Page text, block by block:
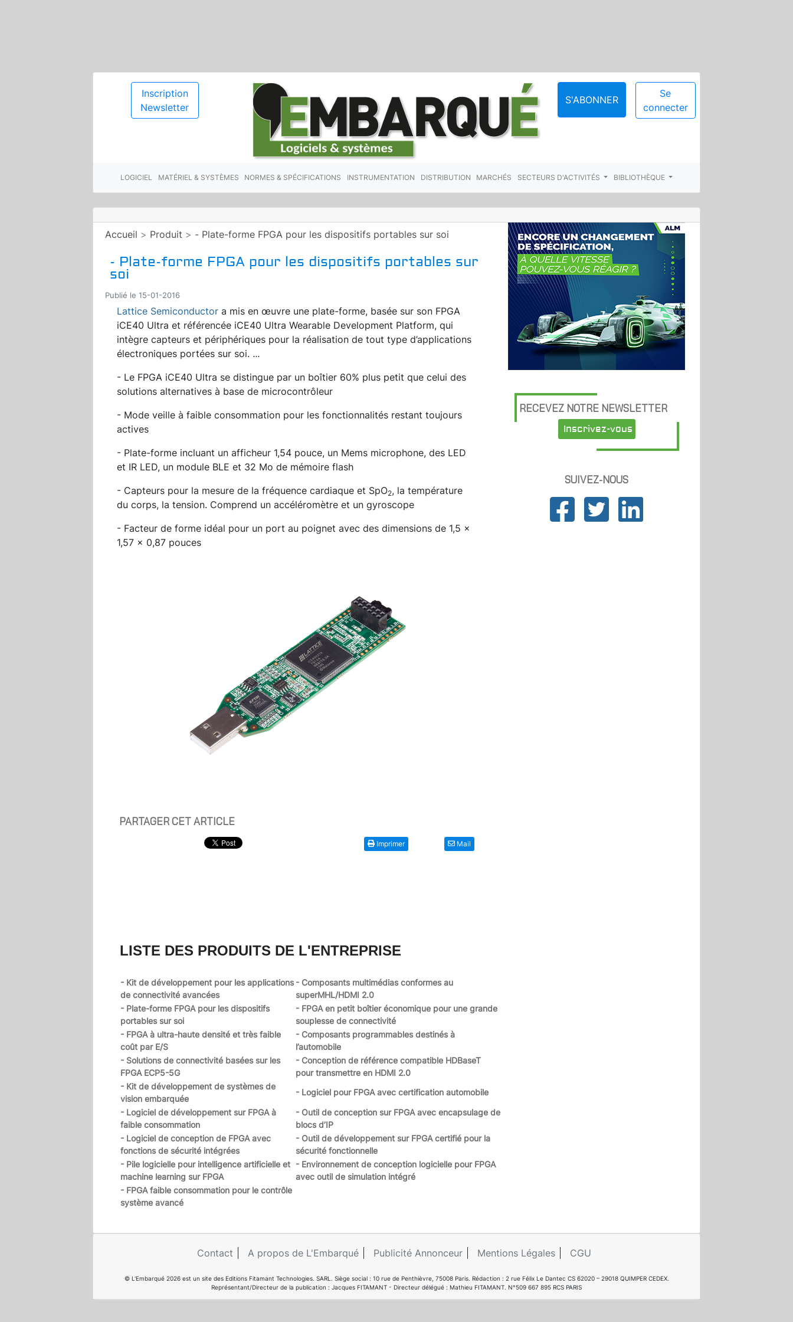
Inscription
Newsletter
S'ABONNER
Se
connecter
LOGICIEL MATÉRIEL & SYSTÈMES NORMES & SPÉCIFICATIONS INSTRUMENTATION DISTRIBUTION MARCHÉS SECTEURS D'ACTIVITÉS BIBLIOTHÈQUE
Accueil > Produit > - Plate-forme FPGA pour les dispositifs portables sur soi
- Plate-forme FPGA pour les dispositifs portables sur
soi
Publié le 15-01-2016
Lattice Semiconductor a mis en œuvre une plate-forme, basée sur son FPGA
iCE40 Ultra et référencée iCE40 Ultra Wearable Development Platform, qui
intègre capteurs et périphériques pour la réalisation de tout type d’applications
électroniques portées sur soi. ...
- Le FPGA iCE40 Ultra se distingue par un boîtier 60% plus petit que celui des
solutions alternatives à base de microcontrôleur
- Mode veille à faible consommation pour les fonctionnalités restant toujours
actives
- Plate-forme incluant un afficheur 1,54 pouce, un Mems microphone, des LED
et IR LED, un module BLE et 32 Mo de mémoire flash
- Capteurs pour la mesure de la fréquence cardiaque et SpO2, la température
du corps, la tension. Comprend un accéléromètre et un gyroscope
- Facteur de forme idéal pour un port au poignet avec des dimensions de 1,5 x
1,57 x 0,87 pouces
PARTAGER CET ARTICLE
Imprimer Mail
LISTE DES PRODUITS DE L'ENTREPRISE
- Kit de développement pour les applications
de connectivité avancées
- Composants multimédias conformes au
superMHL/HDMI 2.0
- Plate-forme FPGA pour les dispositifs
portables sur soi
- FPGA en petit boîtier économique pour une grande
souplesse de connectivité
- FPGA à ultra-haute densité et très faible
coût par E/S
- Composants programmables destinés à
l’automobile
- Solutions de connectivité basées sur les
FPGA ECP5-5G
- Conception de référence compatible HDBaseT
pour transmettre en HDMI 2.0
- Kit de développement de systèmes de
vision embarquée
- Logiciel pour FPGA avec certification automobile
- Logiciel de développement sur FPGA à
faible consommation
- Outil de conception sur FPGA avec encapsulage de
blocs d’IP
- Logiciel de conception de FPGA avec
fonctions de sécurité intégrées
- Outil de développement sur FPGA certifié pour la
sécurité fonctionnelle
- Pile logicielle pour intelligence artificielle et
machine learning sur FPGA
- Environnement de conception logicielle pour FPGA
avec outil de simulation intégré
- FPGA faible consommation pour le contrôle
système avancé
RECEVEZ NOTRE NEWSLETTER
Inscrivez-vous
SUIVEZ-NOUS
Contact A propos de L'Embarqué Publicité Annonceur Mentions Légales CGU
© L'Embarqué 2026 est un site des Editions Fitamant Technologies. SARL. Siège social : 10 rue de Penthièvre, 75008 Paris. Rédaction : 2 rue Félix Le Dantec CS 62020 – 29018 QUIMPER CEDEX.
Représentant/Directeur de la publication : Jacques FITAMANT - Directeur délégué : Mathieu FITAMANT. N°509 667 895 RCS PARIS